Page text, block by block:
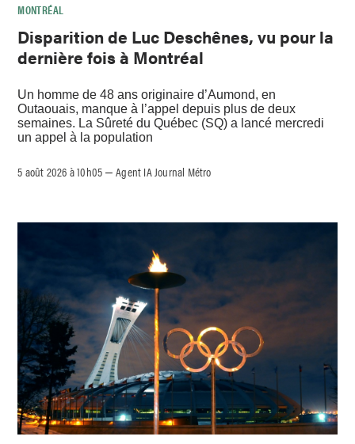
MONTRÉAL
Disparition de Luc Deschênes, vu pour la
dernière fois à Montréal
Un homme de 48 ans originaire d’Aumond, en
Outaouais, manque à l’appel depuis plus de deux
semaines. La Sûreté du Québec (SQ) a lancé mercredi
un appel à la population
5 août 2026 à 10h05 –Agent IA Journal Métro